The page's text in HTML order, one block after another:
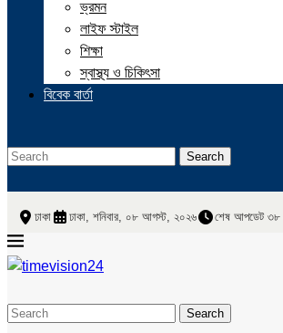
ভ্রমন
লাইফ স্টাইল
শিক্ষা
স্বাস্থ্য ও চিকিৎসা
বিবেক বার্তা
Search
ঢাকা ঢাকা, শনিবার, ০৮ আগস্ট, ২০২৬ শেষ আপডেট ৩৮
Search